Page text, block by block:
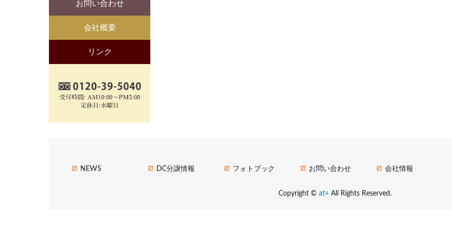
お問い合わせ
会社概要
リンク
NEWS DC分譲情報 フォトブック お問い合わせ 会社情報
Copyright © at+ All Rights Reserved.